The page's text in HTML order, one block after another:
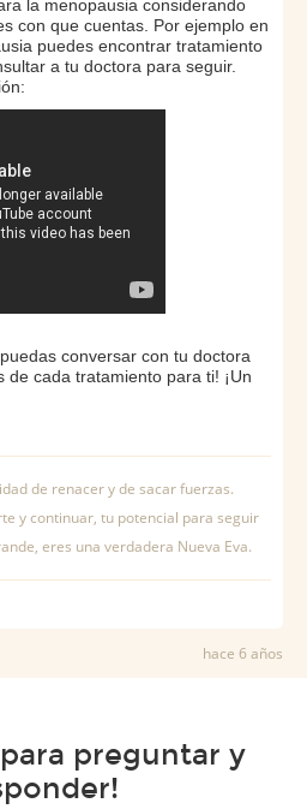
la menopausia considerando
con que cuentas. Por ejemplo en
puedes encontrar tratamiento
a tu doctora para seguir.
conversar con tu doctora
de cada tratamiento para ti! ¡Un
de renacer y de sacar fuerzas.
y continuar, tu potencial para seguir
eres una verdadera Nueva Eva.
hace 6 años
preguntar y